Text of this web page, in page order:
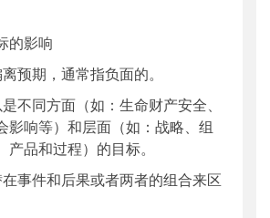
的影响
预期，通常指负面的。
不同方面（如：生命财产安全、
影响等）和层面（如：战略、组
品和过程）的目标。
事件和后果或者两者的组合来区